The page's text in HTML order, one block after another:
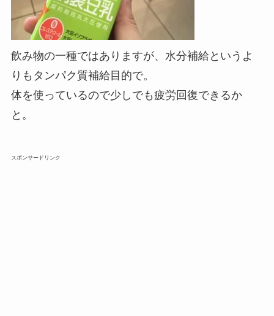
飲み物の一種ではありますが、水分補給というよ
りもタンパク質補給目的で。
体を使っているので少しでも疲労回復できるか
と。
スポンサードリンク